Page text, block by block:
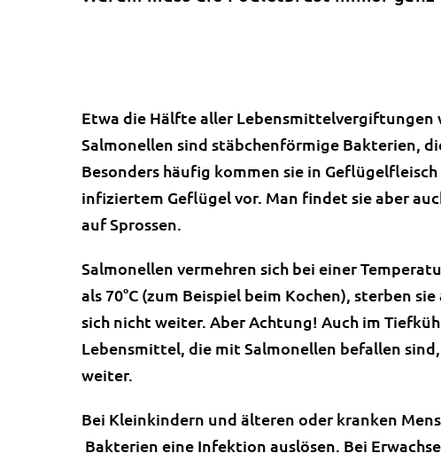
Etwa die Hälfte aller Lebensmittelvergiftungen
Salmonellen sind stäbchenförmige Bakterien,
Besonders häufig kommen sie in
infiziertem Geflügel vor. Man findet sie aber
auf Sprossen.
Salmonellen vermehren sich bei einer
als 70°C (zum Beispiel beim Kochen), sterben
sich nicht weiter. Aber Achtung! Auch im
Lebensmittel, die mit Salmonellen befallen
weiter.
Bei Kleinkindern und älteren oder kranken
Bakterien eine Infektion auslösen. Bei